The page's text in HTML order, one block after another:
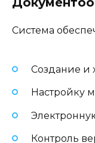
Система
Создание и
Настройку
Контроль